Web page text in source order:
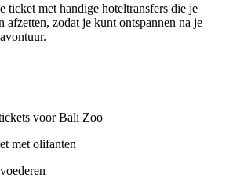
ticket met handige hoteltransfers die je
afzetten, zodat je kunt ontspannen na je
voor Bali Zoo
met olifanten